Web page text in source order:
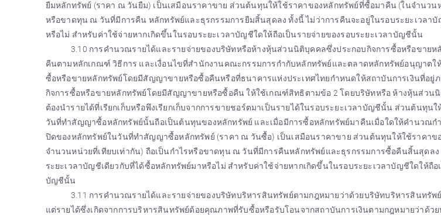
ยืมหลักทรัพย์ (ราคา ณ วันยืม) เป็นเสมือนราคาขาย ส่วนต้นทุนให้ใช้ราคาของหลักทรัพย์ที่ซื้อมาคืน (ในจำนวนห
หรือขาดทุน ณ วันที่มีการคืน หลักทรัพย์และธุรกรรมการยืมสิ้นสุดลง ทั้งนี้ ไม่ว่าการคืนจะอยู่ในรอบระยะเวลา
หรือไม่ สำหรับค่าใช้จ่ายหากเกิดขึ้นในรอบระยะเวลาบัญชีใดให้ถือเป็นรายจ่ายของรอบระยะเวลาบัญชีนั้น
3.10 การคำนวณรายได้และรายจ่ายของบริษัทหรือห้างหุ้นส่วนนิติบุคคลซึ่งประกอบกิจการซื้อหรือขาย
คืนตามหลักเกณฑ์ วิธีการ และเงื่อนไขที่สำนักงานคณะกรรมการกำกับหลักทรัพย์และตลาดหลักทรัพย์อนุญาตใ
ซื้อหรือขายหลักทรัพย์โดยมีสัญญาขายหรือซื้อคืนหรือที่ธนาคารแห่งประเทศไทยกำหนดให้สถาบันการเงินที่อยู่ภ
กิจการซื้อหรือขายหลักทรัพย์โดยมีสัญญาขายหรือซื้อคืน ให้ใช้เกณฑ์สิทธิตามข้อ 2 โดยบริษัทหรือ ห้างหุ้นส่วน
ต้องนำรายได้ที่เรียกเก็บหรือพึงเรียกเก็บจากการขายชอร์ตมาเป็นรายได้ในรอบระยะเวลาบัญชีนั้น ส่วนต้นทุน
วันที่ทำสัญญาซื้อหลักทรัพย์นั้นถือเป็นต้นทุนของหลักทรัพย์ และเมื่อมีการซื้อหลักทรัพย์มาคืนเมื่อใดให้คำนวณก
ปิดของหลักทรัพย์ในวันที่ทำสัญญาซื้อหลักทรัพย์ (ราคา ณ วันซื้อ) เป็นเสมือนราคาขาย ส่วนต้นทุนให้ใช้ราคาข
จำนวนหน่วยที่เทียบเท่ากัน) ถือเป็นกำไรหรือขาดทุน ณ วันที่มีการคืนหลักทรัพย์และธุรกรรมการซื้อคืนสิ้นสุดลง
ระยะเวลาบัญชีเดียวกับที่ได้ซื้อหลักทรัพย์มาหรือไม่ สำหรับค่าใช้จ่ายหากเกิดขึ้นในรอบระยะเวลาบัญชีใดให้ถือ
บัญชีนั้น
3.11 การคำนวณรายได้และรายจ่ายของบริษัทบริหารสินทรัพย์ตามกฎหมายว่าด้วยบริษัทบริหารสินทรัพ
แต่รายได้ซึ่งเกิดจากการบริหารสินทรัพย์ด้อยคุณภาพที่รับซื้อหรือรับโอนจากสถาบันการเงินตามกฎหมายว่าด้ว